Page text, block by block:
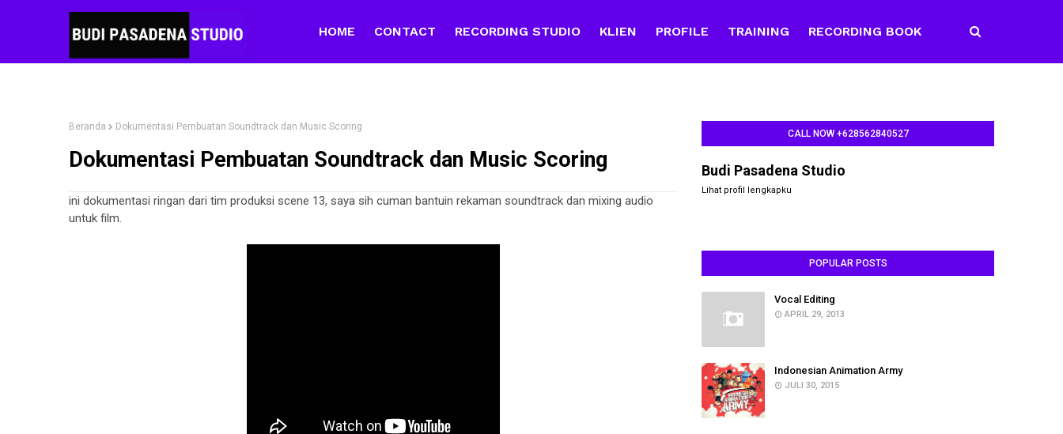
HOME CONTACT RECORDING STUDIO KLIEN PROFILE TRAINING RECORDING BOOK
Beranda Dokumentasi Pembuatan Soundtrack dan Music Scoring
Dokumentasi Pembuatan Soundtrack dan Music Scoring
ini dokumentasi ringan dari tim produksi scene 13, saya sih cuman bantuin rekaman soundtrack dan mixing audio
untuk film.
CALL NOW +628562840527
Budi Pasadena Studio
Lihat profil lengkapku
POPULAR POSTS
Vocal Editing
APRIL 29, 2013
Indonesian Animation Army
JULI 30, 2015